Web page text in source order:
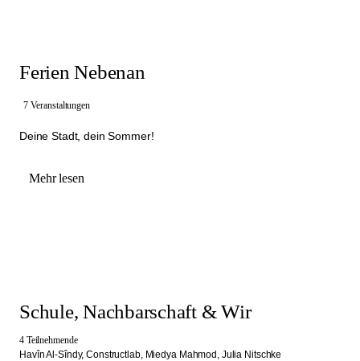
Ferien Nebenan
7 Veranstaltungen
Deine Stadt, dein Sommer!
Mehr lesen
Schule, Nachbarschaft & Wir
4 Teilnehmende
Havîn Al-Sîndy,Constructlab, Miedya Mahmod, Julia Nitschke